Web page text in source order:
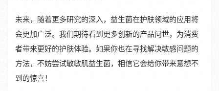
未来，随着更多研究的深入，益生菌在护肤领域的应用将
会更加广泛。我们期待看到更多创新的产品问世，为消费
者带来更好的护肤体验。如果你也在寻找解决敏感问题的
方法，不妨尝试敏敏肌益生菌，相信它会给你带来意想不
到的惊喜！